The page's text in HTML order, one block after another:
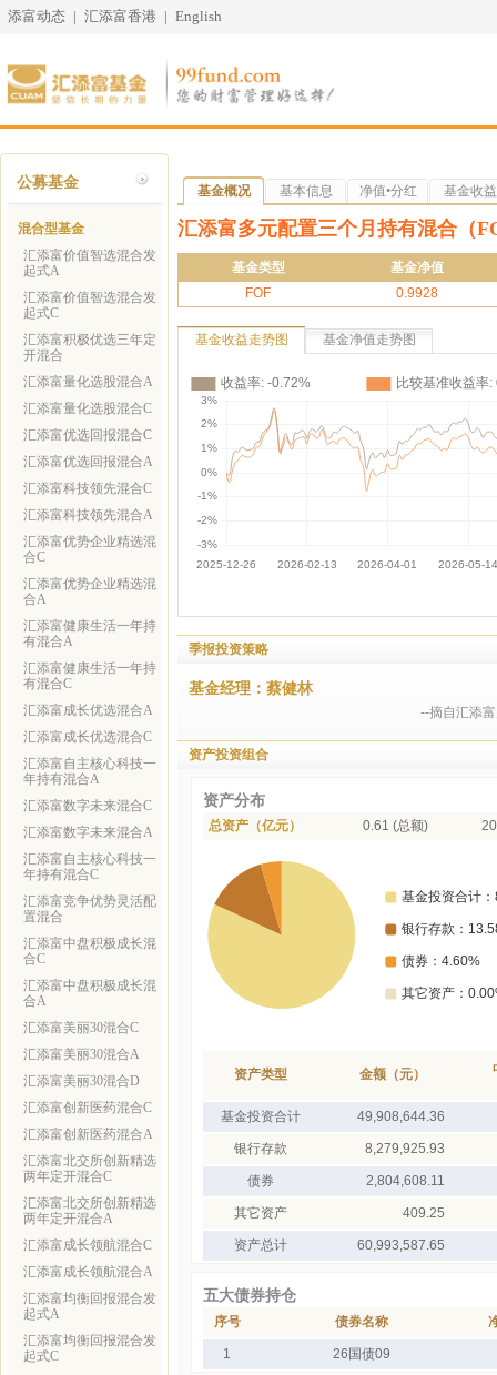
添富动态 | 汇添富香港 | English
公募基金
混合型基金
汇添富价值智选混合发
起式A
汇添富价值智选混合发
起式C
汇添富积极优选三年定
开混合
汇添富量化选股混合A
汇添富量化选股混合C
汇添富优选回报混合C
汇添富优选回报混合A
汇添富科技领先混合C
汇添富科技领先混合A
汇添富优势企业精选混
合C
汇添富优势企业精选混
合A
汇添富健康生活一年持
有混合A
汇添富健康生活一年持
有混合C
汇添富成长优选混合A
汇添富成长优选混合C
汇添富自主核心科技一
年持有混合A
汇添富数字未来混合C
汇添富数字未来混合A
汇添富自主核心科技一
年持有混合C
汇添富竞争优势灵活配
置混合
汇添富中盘积极成长混
合C
汇添富中盘积极成长混
合A
汇添富美丽30混合C
汇添富美丽30混合A
汇添富美丽30混合D
汇添富创新医药混合C
汇添富创新医药混合A
汇添富北交所创新精选
两年定开混合C
汇添富北交所创新精选
两年定开混合A
汇添富成长领航混合C
汇添富成长领航混合A
汇添富均衡回报混合发
起式A
汇添富均衡回报混合发
起式C
基金概况 基本信息 净值•分红 基金收益
汇添富多元配置三个月持有混合（
基金类型
基金净值
FOF
0.9928
基金收益走势图 基金净值走势图
季报投资策略
基金经理：蔡健林
--摘自汇添
资产投资组合
资产分布
总资产（亿元） 0.61 (总额)
资产类型 金额（元）
基金投资合计 49,908,644.36
银行存款 8,279,925.93
债券 2,804,608.11
其它资产 409.25
资产总计 60,993,587.65
五大债券持仓
序号 债券名称
1 26国债09